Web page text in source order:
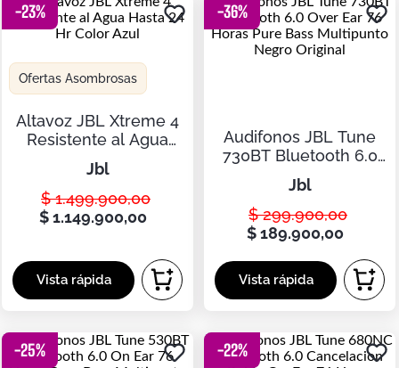
-23%
Ofertas Asombrosas
Altavoz JBL Xtreme 4
Resistente al Agua
Hasta 24 Hr Color Azul
jbl
$ 1.499.900,00
$ 1.149.900,00
-36%
Audifonos JBL Tune
730BT Bluetooth 6.0
Over Ear 76 Horas
Pure Bass Multipunto
Negro Original
jbl
$ 299.900,00
$ 189.900,00
-25% -22%
Sillas
Botas